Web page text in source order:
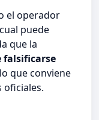
el operador
puede
que la
falsificarse
que conviene
oficiales.